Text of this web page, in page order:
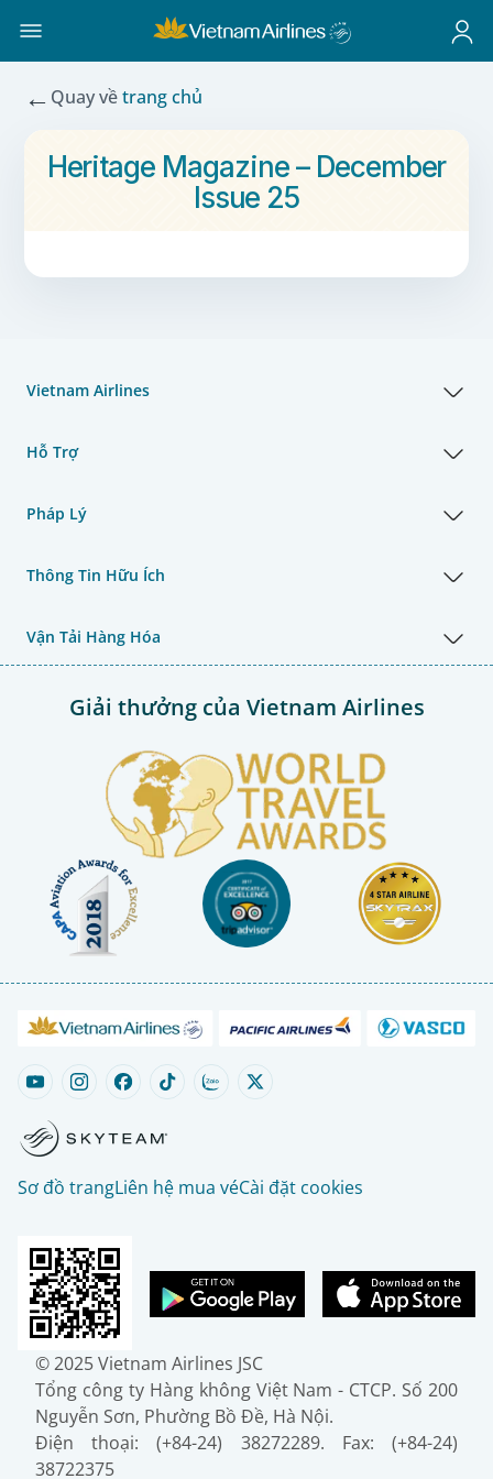
← Quay vềtrang chủ
Heritage Magazine – December
Issue 25
Vietnam Airlines
Hỗ Trợ
Pháp Lý
Thông Tin Hữu Ích
Vận Tải Hàng Hóa
Giải thưởng của Vietnam Airlines
Sơ đồ trangLiên hệ mua véCài đặt cookies
© 2025 Vietnam Airlines JSC
Tổng công ty Hàng không Việt Nam - CTCP. Số 200
Nguyễn Sơn, Phường Bồ Đề, Hà Nội.
Điện thoại: (+84-24) 38272289. Fax: (+84-24)
38722375